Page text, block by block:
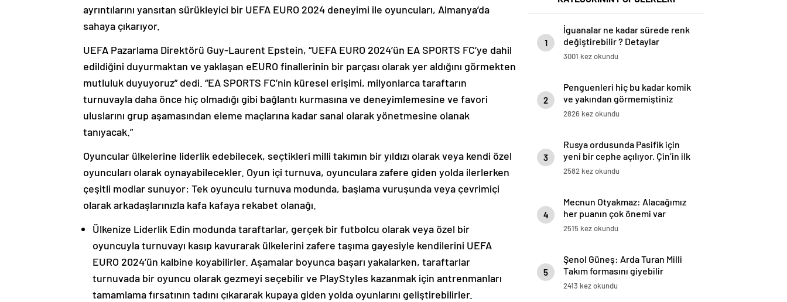
ayrıntılarını yansıtan sürükleyici bir UEFA EURO 2024 deneyimi ile oyuncuları, Almanya’da
sahaya çıkarıyor.
UEFA Pazarlama Direktörü Guy-Laurent Epstein, “UEFA EURO 2024’ün EA SPORTS FC’ye dahil
edildiğini duyurmaktan ve yaklaşan eEURO finallerinin bir parçası olarak yer aldığını görmekten
mutluluk duyuyoruz” dedi. “EA SPORTS FC’nin küresel erişimi, milyonlarca taraftarın
turnuvayla daha önce hiç olmadığı gibi bağlantı kurmasına ve deneyimlemesine ve favori
uluslarını grup aşamasından eleme maçlarına kadar sanal olarak yönetmesine olanak
tanıyacak.”
Oyuncular ülkelerine liderlik edebilecek, seçtikleri milli takımın bir yıldızı olarak veya kendi özel
oyuncuları olarak oynayabilecekler. Oyun içi turnuva, oyunculara zafere giden yolda ilerlerken
çeşitli modlar sunuyor: Tek oyunculu turnuva modunda, başlama vuruşunda veya çevrimiçi
olarak arkadaşlarınızla kafa kafaya rekabet olanağı.
Ülkenize Liderlik Edin modunda taraftarlar, gerçek bir futbolcu olarak veya özel bir
oyuncuyla turnuvayı kasıp kavurarak ülkelerini zafere taşıma gayesiyle kendilerini UEFA
EURO 2024’ün kalbine koyabilirler. Aşamalar boyunca başarı yakalarken, taraftarlar
turnuvada bir oyuncu olarak gezmeyi seçebilir ve PlayStyles kazanmak için antrenmanları
tamamlama fırsatının tadını çıkararak kupaya giden yolda oyunlarını geliştirebilirler.
1
İguanalar ne kadar sürede renk
değiştirebilir ? Detaylar
burada…
3001 kez okundu
2
Penguenleri hiç bu kadar komik
ve yakından görmemiştiniz
2826 kez okundu
3
Rusya ordusunda Pasifik için
yeni bir cephe açılıyor. Çin’in ilk
tepkisi!
2582 kez okundu
4
Mecnun Otyakmaz: Alacağımız
her puanın çok önemi var
2515 kez okundu
5
Şenol Güneş: Arda Turan Milli
Takım formasını giyebilir
2413 kez okundu